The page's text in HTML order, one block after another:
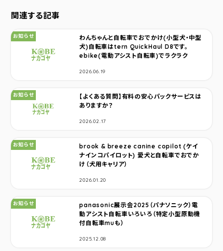
関連する記事
わんちゃんと自転車でおでかけ(小型犬・中型
犬)自転車はtern QuickHaul D8です。
ebike(電動アシスト自転車)でラクラク
カテゴリ：
お知らせ
2026.06.19
【よくある質問】有料の安心パックサービスは
ありますか？
カテゴリ：
お知らせ
2026.02.17
brook & breeze canine copilot (ケイ
ナインコパイロット) 愛犬と自転車でおでか
け（犬用キャリア）
カテゴリ：
お知らせ
2026.01.20
panasonic展示会2025（パナソニック）電
動アシスト自転車いろいろ（特定小型原動機
付自転車muも）
カテゴリ：
お知らせ
2025.12.08